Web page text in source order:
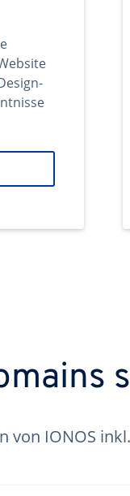
von IONOS